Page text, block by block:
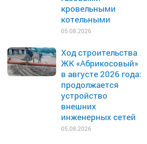
кровельными
котельными
05.08.2026
Ход строительства
ЖК «Абрикосовый»
в августе 2026 года:
продолжается
устройство
внешних
инженерных сетей
05.08.2026